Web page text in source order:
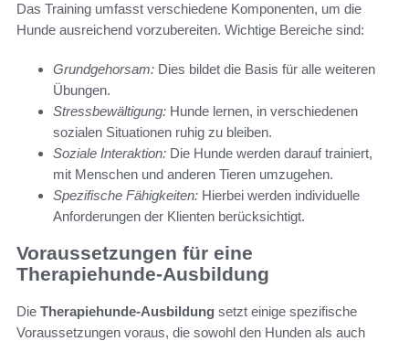
Das Training umfasst verschiedene Komponenten, um die
Hunde ausreichend vorzubereiten. Wichtige Bereiche sind:
Grundgehorsam: Dies bildet die Basis für alle weiteren
Übungen.
Stressbewältigung: Hunde lernen, in verschiedenen
sozialen Situationen ruhig zu bleiben.
Soziale Interaktion: Die Hunde werden darauf trainiert,
mit Menschen und anderen Tieren umzugehen.
Spezifische Fähigkeiten: Hierbei werden individuelle
Anforderungen der Klienten berücksichtigt.
Voraussetzungen für eine
Therapiehunde-Ausbildung
Die Therapiehunde-Ausbildung setzt einige spezifische
Voraussetzungen voraus, die sowohl den Hunden als auch